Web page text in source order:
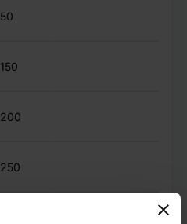
50
150
200
250